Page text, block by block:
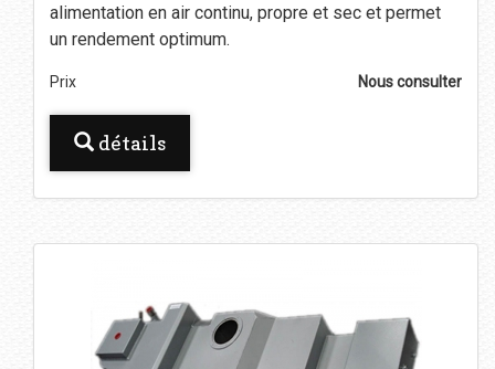
alimentation en air continu, propre et sec et permet
un rendement optimum.
Prix Nous consulter
détails